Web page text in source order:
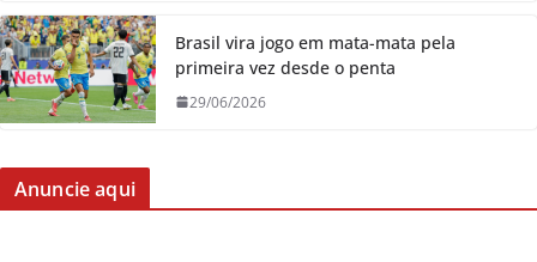
Brasil vira jogo em mata-mata pela
primeira vez desde o penta
29/06/2026
Anuncie aqui